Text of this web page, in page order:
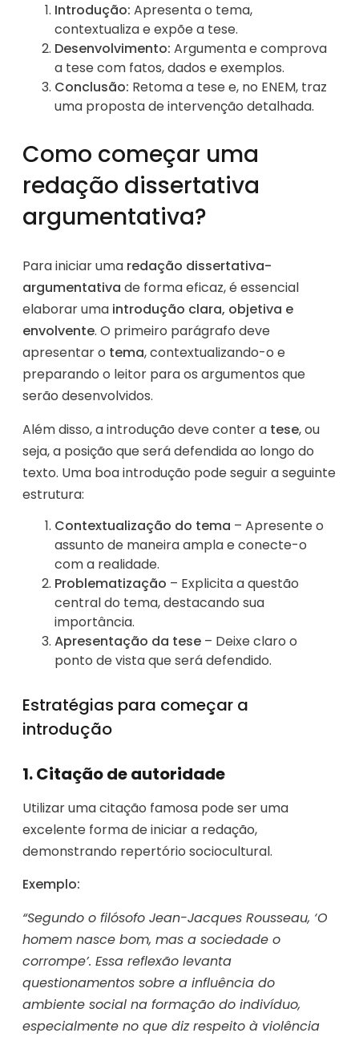
Introdução: Apresenta o tema,
contextualiza e expõe a tese.
Desenvolvimento: Argumenta e comprova
a tese com fatos, dados e exemplos.
Conclusão: Retoma a tese e, no ENEM, traz
uma proposta de intervenção detalhada.
Como começar uma
redação dissertativa
argumentativa?
Para iniciar uma redação dissertativa-
argumentativa de forma eficaz, é essencial
elaborar uma introdução clara, objetiva e
envolvente. O primeiro parágrafo deve
apresentar o tema, contextualizando-o e
preparando o leitor para os argumentos que
serão desenvolvidos.
Além disso, a introdução deve conter a tese, ou
seja, a posição que será defendida ao longo do
texto. Uma boa introdução pode seguir a seguinte
estrutura:
Contextualização do tema – Apresente o
assunto de maneira ampla e conecte-o
com a realidade.
Problematização – Explicita a questão
central do tema, destacando sua
importância.
Apresentação da tese – Deixe claro o
ponto de vista que será defendido.
Estratégias para começar a
introdução
1. Citação de autoridade
Utilizar uma citação famosa pode ser uma
excelente forma de iniciar a redação,
demonstrando repertório sociocultural.
Exemplo:
“Segundo o filósofo Jean-Jacques Rousseau, ‘O
homem nasce bom, mas a sociedade o
corrompe’. Essa reflexão levanta
questionamentos sobre a influência do
ambiente social na formação do indivíduo,
especialmente no que diz respeito à violência